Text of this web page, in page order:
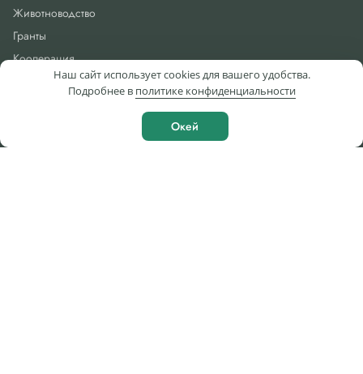
Наш сайт использует cookies для вашего удобства.
Подробнее в политике конфиденциальности
Окей
Животноводство
Гранты
Кооперация
Фермеры